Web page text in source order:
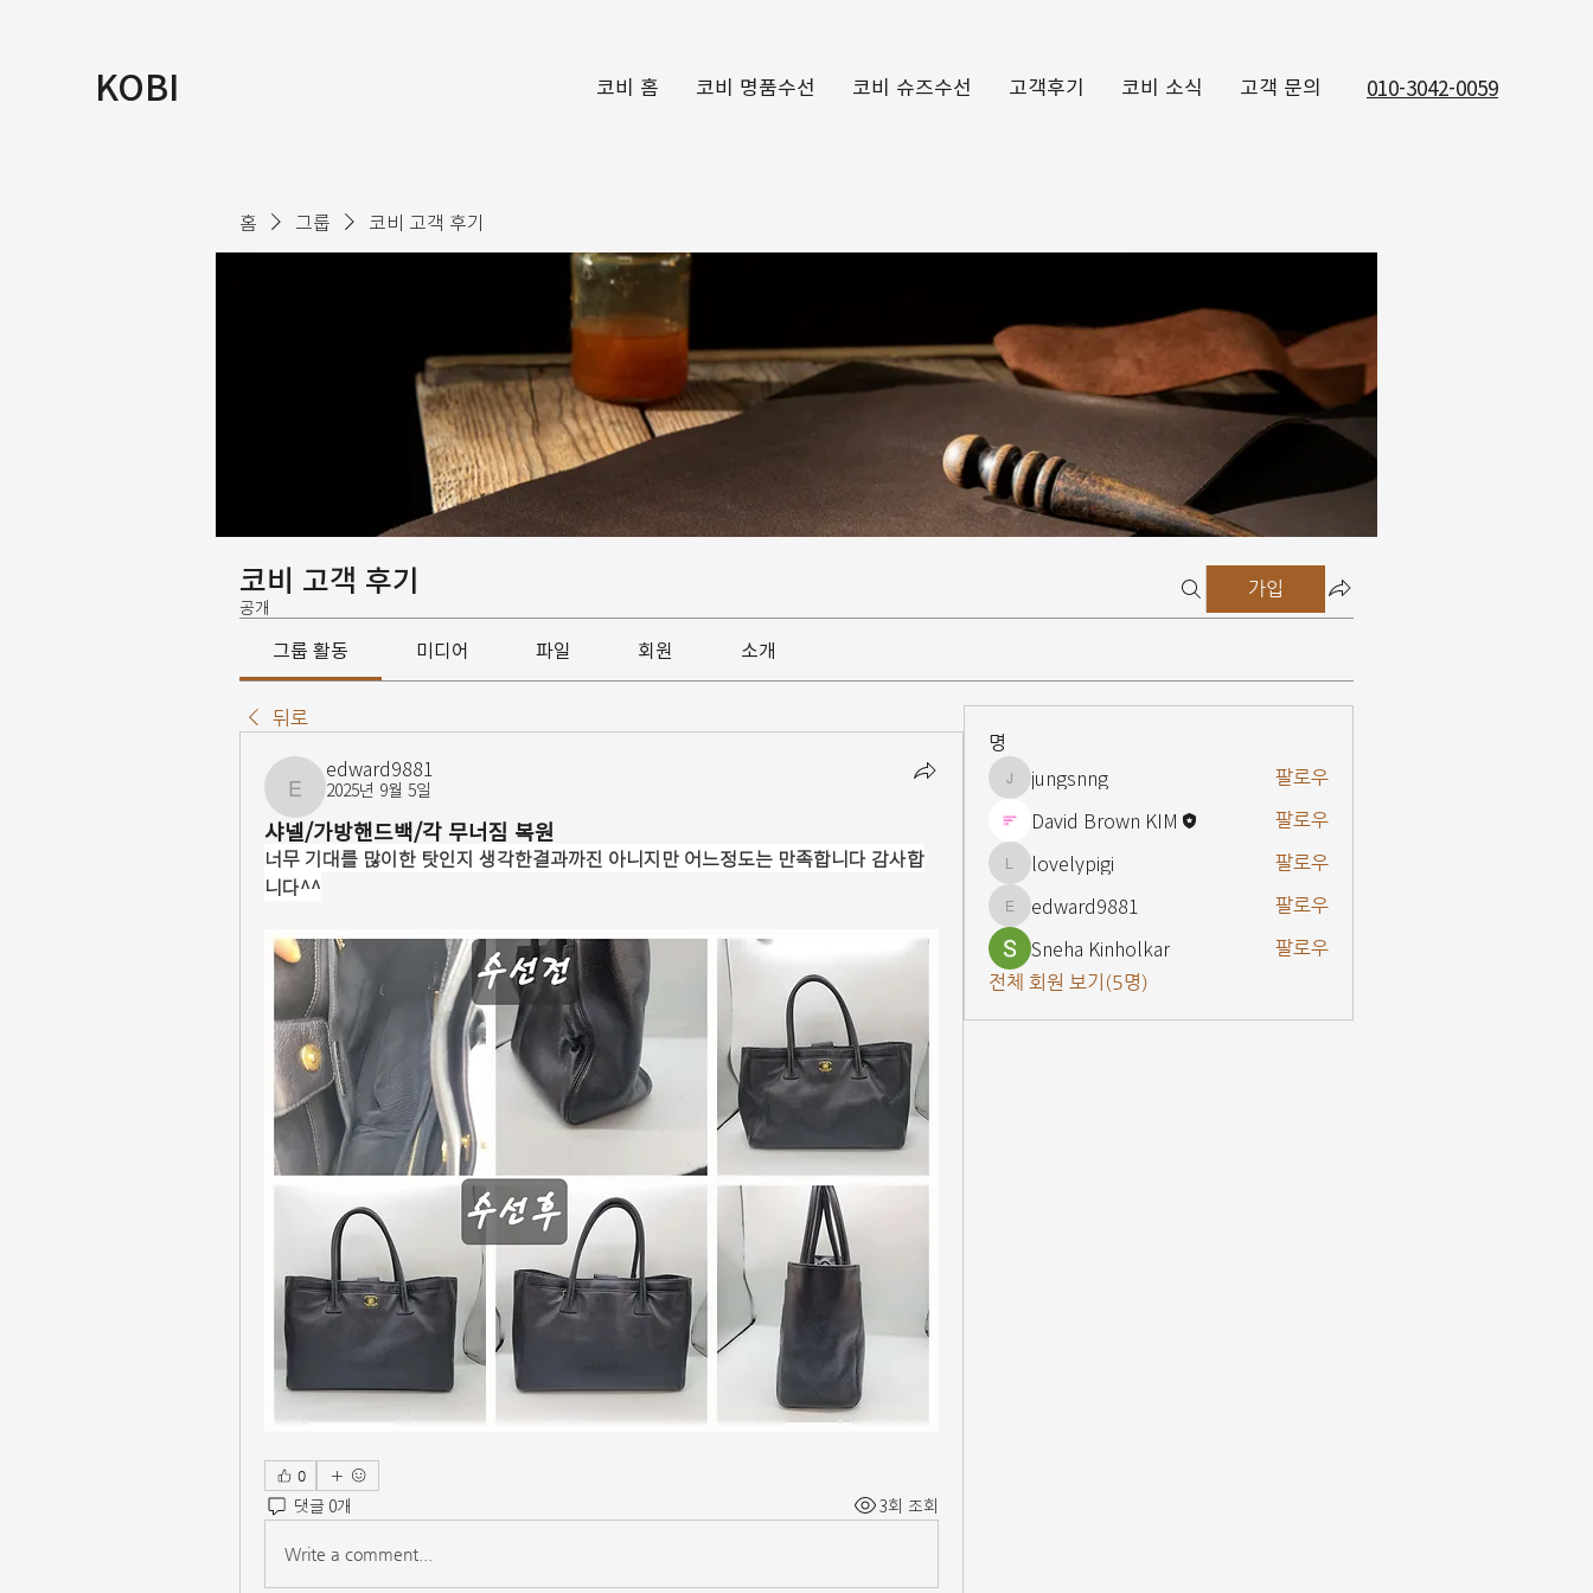
KOBI 코비 홈 코비 명품수선 코비 슈즈수선 고객후기 코비 소식 고객 문의 010-3042-0059
홈 그룹 코비 고객 후기
코비 고객 후기
공개
가입
그룹 활동 미디어 파일 회원 소개
뒤로
edward9881
edward9881
2025년 9월 5일
샤넬/가방핸드백/각 무너짐 복원
너무 기대를 많이한 탓인지 생각한결과까진 아니지만 어느정도는 만족합니다 감사합
니다^^
0
댓글 0개 3회 조회
Write a comment...
명
jungsnng
jungsnng 팔로우
David Brown KIM 팔로우
lovelypigi
lovelypigi 팔로우
edward9881
edward9881 팔로우
Sneha Kinholkar
팔로우
전체 회원 보기(5명)